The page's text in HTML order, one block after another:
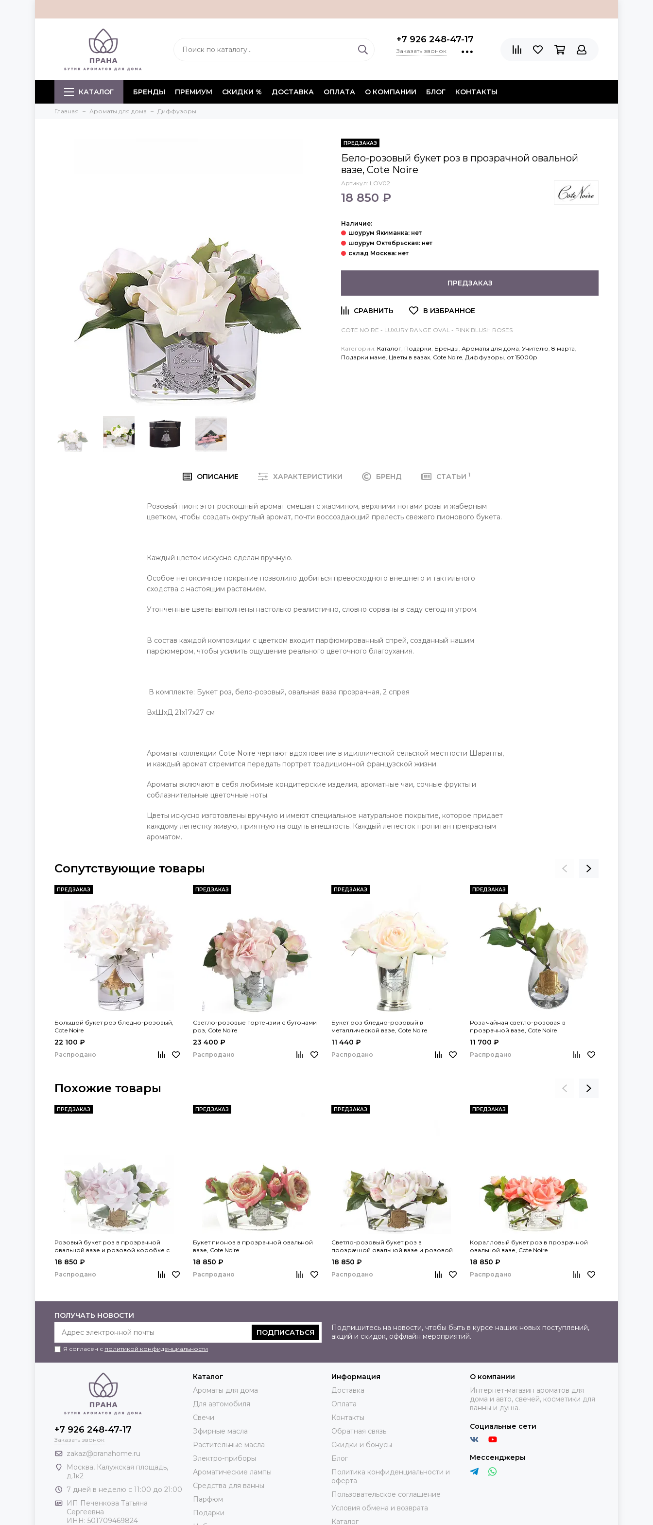
+7 926 248-47-17
Заказать звонок
КАТАЛОГ БРЕНДЫ ПРЕМИУМ СКИДКИ % ДОСТАВКА ОПЛАТА О КОМПАНИИ БЛОГ КОНТАКТЫ
Главная Ароматы для дома Диффузоры
ПРЕДЗАКАЗ
Бело-розовый букет роз в прозрачной овальной
вазе, Cote Noire
Артикул: LOV02
18 850 ₽
Наличие:
ПРЕДЗАКАЗ
COTE NOIRE - LUXURY RANGE OVAL - PINK BLUSH ROSES
Категории: Каталог Подарки Бренды Ароматы для дома Учителю 8 марта
Подарки маме Цветы в вазах Cote Noire Диффузоры от 15000р
ОПИСАНИЕ ХАРАКТЕРИСТИКИ БРЕНД СТАТЬИ 1
Розовый пион: этот роскошный аромат смешан с жасмином, верхними нотами розы и жаберным
цветком, чтобы создать округлый аромат, почти воссоздающий прелесть свежего пионового букета.
Каждый цветок искусно сделан вручную.
Особое нетоксичное покрытие позволило добиться превосходного внешнего и тактильного
сходства с настоящим растением.
Утонченные цветы выполнены настолько реалистично, словно сорваны в саду сегодня утром.
В состав каждой композиции с цветком входит парфюмированный спрей, созданный нашим
парфюмером, чтобы усилить ощущение реального цветочного благоухания.
В комплекте: Букет роз, бело-розовый, овальная ваза прозрачная, 2 спрея
ВхШхД 21х17х27 см
Ароматы коллекции Cote Noire черпают вдохновение в идиллической сельской местности Шаранты,
и каждый аромат стремится передать портрет традиционной французской жизни.
Ароматы включают в себя любимые кондитерские изделия, ароматные чаи, сочные фрукты и
соблазнительные цветочные ноты.
Цветы искусно изготовлены вручную и имеют специальное натуральное покрытие, которое придает
каждому лепестку живую, приятную на ощупь внешность. Каждый лепесток пропитан прекрасным
ароматом.
Сопутствующие товары
ПРЕДЗАКАЗ
Большой букет роз бледно-розовый,
Cote Noire
22 100 ₽
Распродано
ПРЕДЗАКАЗ
Светло-розовые гортензии с бутонами
роз, Cote Noire
23 400 ₽
Распродано
ПРЕДЗАКАЗ
Букет роз бледно-розовый в
металлической вазе, Cote Noire
11 440 ₽
Распродано
ПРЕДЗАКАЗ
Роза чайная светло-розовая в
прозрачной вазе, Cote Noire
11 700 ₽
Распродано
Похожие товары
ПРЕДЗАКАЗ
Розовый букет роз в прозрачной
овальной вазе и розовой коробке с
золотом, Cote Noire
18 850 ₽
Распродано
ПРЕДЗАКАЗ
Букет пионов в прозрачной овальной
вазе, Cote Noire
18 850 ₽
Распродано
ПРЕДЗАКАЗ
Светло-розовый букет роз в
прозрачной овальной вазе и розовой
коробке с золотом, Cote Noire
18 850 ₽
Распродано
ПРЕДЗАКАЗ
Коралловый букет роз в прозрачной
овальной вазе, Cote Noire
18 850 ₽
Распродано
ПОЛУЧАТЬ НОВОСТИ
ПОДПИСАТЬСЯ
Я согласен с политикой конфиденциальности
Подпишитесь на новости, чтобы быть в курсе наших новых поступлений,
акций и скидок, оффлайн мероприятий.
+7 926 248-47-17
Заказать звонок
zakaz@pranahome.ru
Москва, Калужская площадь,
д.1к2
7 дней в неделю с 11:00 до 21:00
ИП Печенкова Татьяна
Сергеевна
ИНН: 501709469824
Каталог
Ароматы для дома
Для автомобиля
Свечи
Эфирные масла
Растительные масла
Электро-приборы
Ароматические лампы
Средства для ванны
Парфюм
Подарки
Информация
Доставка
Оплата
Контакты
Обратная связь
Скидки и бонусы
Блог
Политика конфиденциальности и
оферта
Пользовательское соглашение
Условия обмена и возврата
Каталог
О компании
Интернет-магазин ароматов для
дома и авто, свечей, косметики для
ванны и душа.
Социальные сети
Мессенджеры